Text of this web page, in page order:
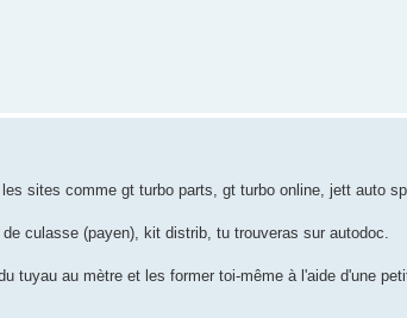
sites comme gt turbo parts, gt turbo online, jett auto
culasse (payen), kit distrib, tu trouveras sur autodoc.
tuyau au mètre et les former toi-même à l'aide d'une